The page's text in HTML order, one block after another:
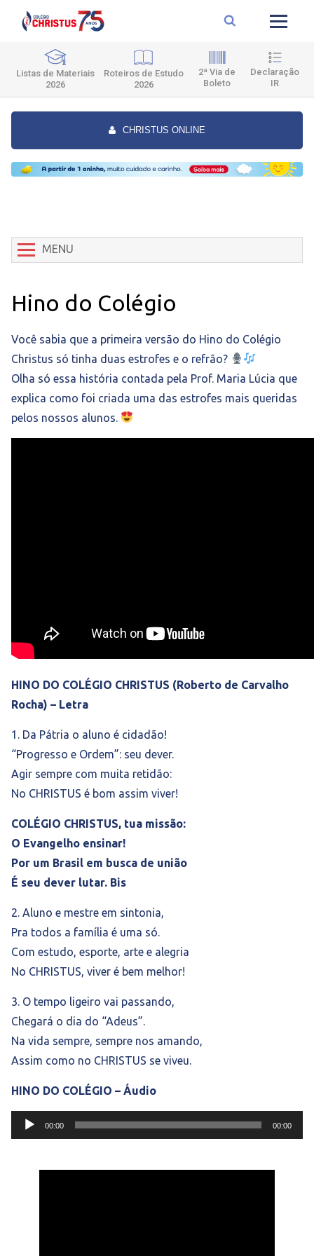
Listas de Materiais
2026
Roteiros de Estudo
2026
2ª Via de
Boleto
Declaração
IR
CHRISTUS ONLINE
MENU
Hino do Colégio
Você sabia que a primeira versão do Hino do Colégio
Christus só tinha duas estrofes e o refrão?
Olha só essa história contada pela Prof. Maria Lúcia que
explica como foi criada uma das estrofes mais queridas
pelos nossos alunos.
HINO DO COLÉGIO CHRISTUS (Roberto de Carvalho
Rocha) – Letra
1. Da Pátria o aluno é cidadão!
“Progresso e Ordem”: seu dever.
Agir sempre com muita retidão:
No CHRISTUS é bom assim viver!
COLÉGIO CHRISTUS, tua missão:
O Evangelho ensinar!
Por um Brasil em busca de união
É seu dever lutar. Bis
2. Aluno e mestre em sintonia,
Pra todos a família é uma só.
Com estudo, esporte, arte e alegria
No CHRISTUS, viver é bem melhor!
3. O tempo ligeiro vai passando,
Chegará o dia do “Adeus”.
Na vida sempre, sempre nos amando,
Assim como no CHRISTUS se viveu.
HINO DO COLÉGIO – Áudio
Tocador
áudio
00:00 00:00